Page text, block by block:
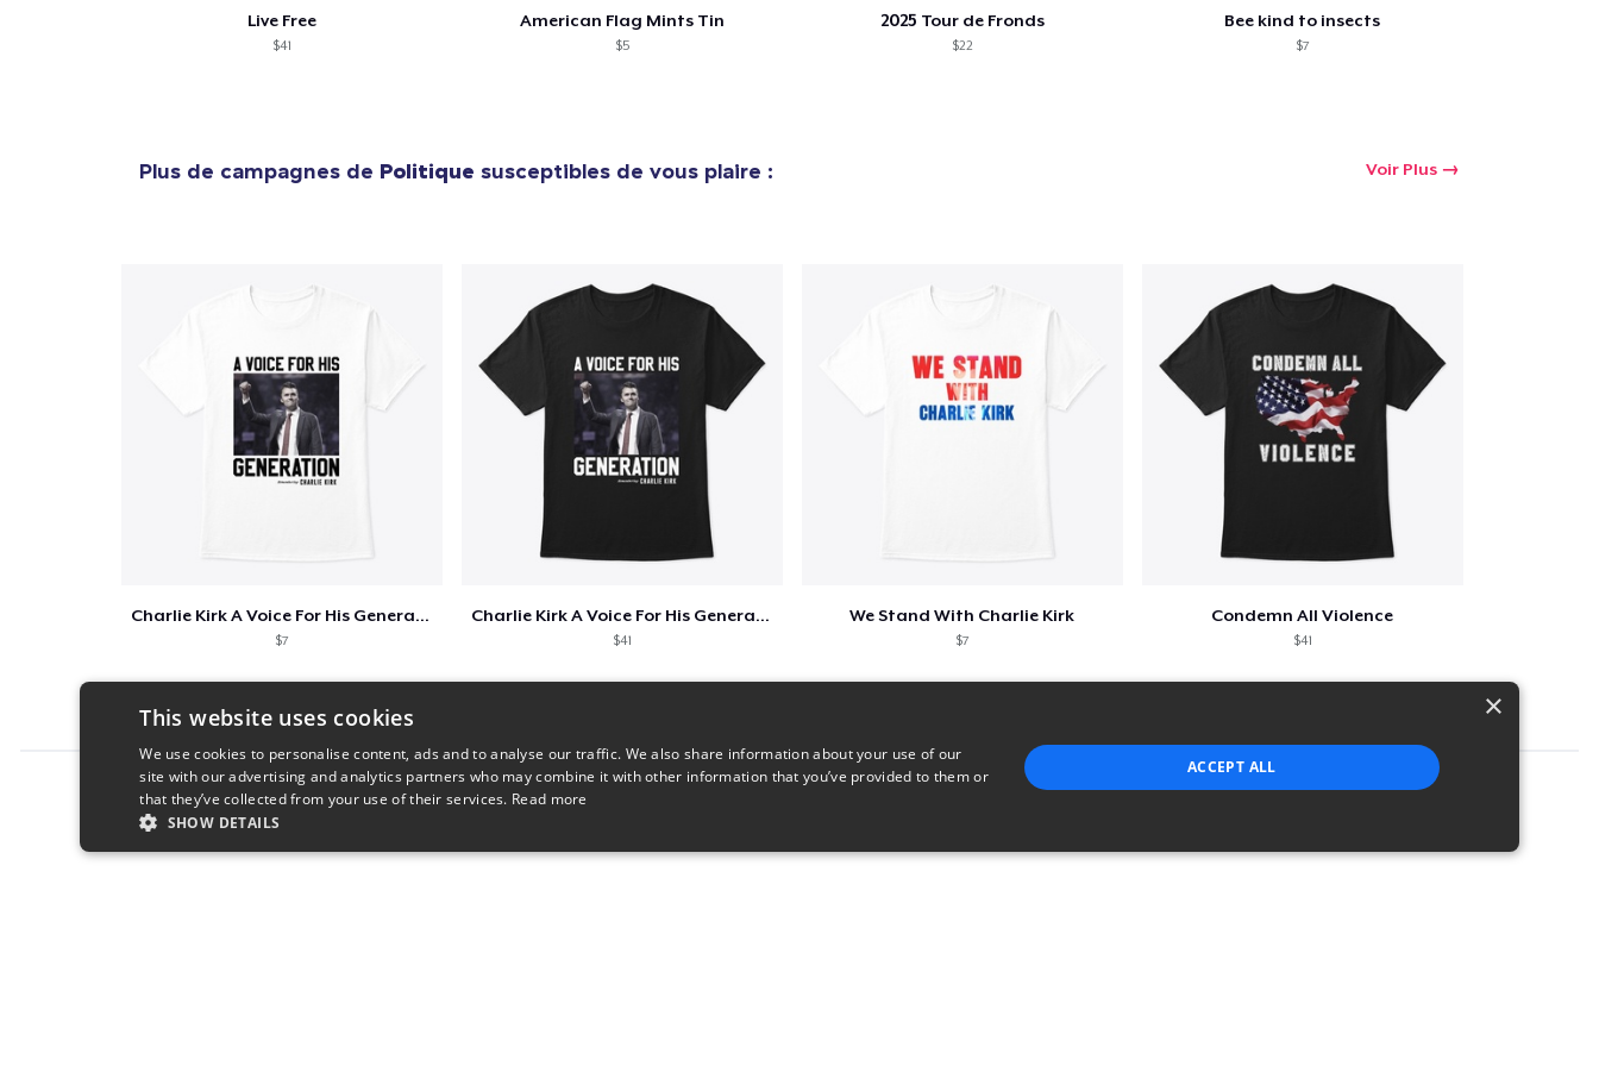
Live Free
$41
American Flag Mints Tin
$5
2025 Tour de Fronds
$22
Bee kind to insects
$7
Plus de campagnes de Politique susceptibles de vous plaire : Voir Plus
Charlie Kirk A Voice For His Generation
$7
Charlie Kirk A Voice For His Generation
$41
We Stand With Charlie Kirk
$7
Condemn All Violence
$41
Report this product
24,99 $US
×
This website uses cookies
We use cookies to personalise content, ads and to analyse our traffic. We also share information about your use of our
site with our advertising and analytics partners who may combine it with other information that you’ve provided to them or
that they’ve collected from your use of their services. Read more
SHOW DETAILS
ACCEPT ALL